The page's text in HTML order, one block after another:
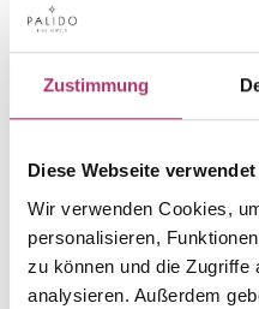
Zustimmung
Diese Webseite
Wir verwenden Cookies,
personalisieren,
zu können und die Zugriffe
analysieren. Außerdem
Item group
Pendant
Weight
9010595742095
750